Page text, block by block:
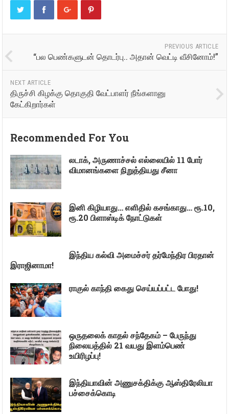
PREVIOUS ARTICLE
“பல பெண்களுடன் தொடர்பு.. அதான் வெட்டி வீசினோம்!”
NEXT ARTICLE
திருச்சி கிழக்கு தொகுதி வேட்பாளர் நீங்களானு
கேட்கிறார்கள்
Recommended For You
லடாக், அருணாச்சல் எல்லையில் 11 போர்
விமானங்களை நிறுத்தியது சீனா
இனி கிழியாது… எளிதில் கசங்காது… ரூ.10,
ரூ.20 பிளாஸ்டிக் நோட்டுகள்
இந்திய கல்வி அமைச்சர் தர்மேந்திர பிரதான்
இராஜினாமா!
ராகுல் காந்தி கைது செய்யப்பட்ட போது!
ஒருதலைக் காதல் சந்தேகம் – பேருந்து
நிலையத்தில் 21 வயது இளம்பெண்
உயிரிழப்பு!
இந்தியாவின் அணுசக்திக்கு ஆஸ்திரேலியா
பச்சைக்கொடி